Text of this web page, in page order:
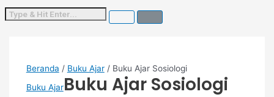
Beranda / Buku Ajar/ Buku Ajar Sosiologi
Buku AjarBuku Ajar Sosiologi